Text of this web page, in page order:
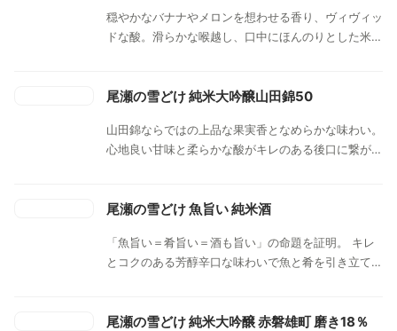
穏やかなバナナやメロンを想わせる香り、ヴィヴィッ
ドな酸。滑らかな喉越し、口中にほんのりとした米の
性もばっちりです。
尾瀬の雪どけ 純米大吟醸山田錦50
山田錦ならではの上品な果実香となめらかな味わい。
心地良い甘味と柔らかな酸がキレのある後口に繋が
尾瀬の雪どけ 魚旨い 純米酒
「魚旨い＝肴旨い＝酒も旨い」の命題を証明。 キレ
とコクのある芳醇辛口な味わいで魚と肴を引き立てる
尾瀬の雪どけ 純米大吟醸 赤磐雄町 磨き18％